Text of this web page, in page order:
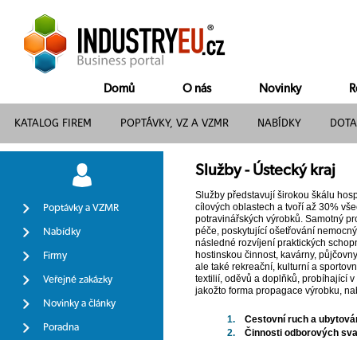
Domů O nás Novinky
KATALOG FIREM POPTÁVKY, VZ A VZMR NABÍDKY
Poptávky a VZMR
Nabídky
Firmy
Veřejné zakázky
Novinky a články
Poradna
Služby - Ústecký kraj
Služby představují širokou škálu
cílových oblastech a tvoří až 30%
potravinářských výrobků. Samotný
péče, poskytující ošetřování
následné rozvíjení praktických
hostinskou činnost, kavárny,
ale také rekreační, kulturní a
textilií, oděvů a doplňků, probíhající
jakožto forma propagace výrobku,
1.
Cestovní ruch a
2.
Činnosti odborových